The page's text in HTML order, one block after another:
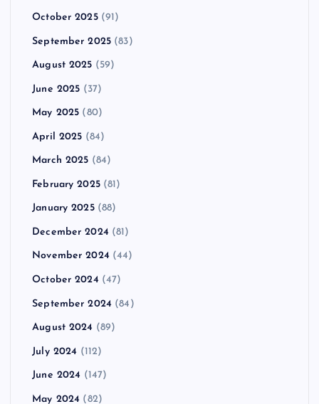
October 2025(91)
September 2025 (83)
August 2025 (59)
June 2025 (37)
May 2025 (80)
April 2025 (84)
March 2025 (84)
February 2025(81)
January 2025(88)
December 2024 (81)
November 2024 (44)
October 2024 (47)
September 2024 (84)
August 2024 (89)
July 2024 (112)
June 2024 (147)
May 2024 (82)